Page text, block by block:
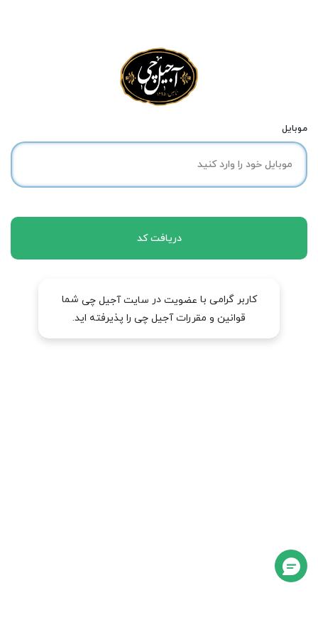
موبایل
دریافت کد
کاربر گرامی با عضویت در سایت آجیل چی شما
قوانین و مقررات آجیل چی را پذیرفته اید.